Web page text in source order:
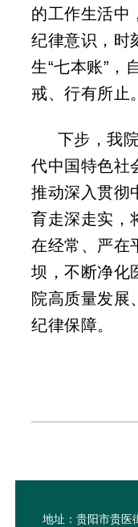
的工作生活中
纪律意识，时
生“七本账”，
戒、行有所止。
下步，我
代中国特色社
推动深入贯彻
育走深走实，
在经常、严在
坝，不断净化
院高质量发展
纪律保障。
地址：贵阳市贵